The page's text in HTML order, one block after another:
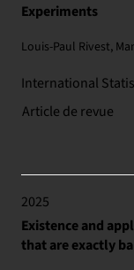
Experiments
Louis‐Paul Rivest,
International
Article de revue
2025
Existence and
that are exactly